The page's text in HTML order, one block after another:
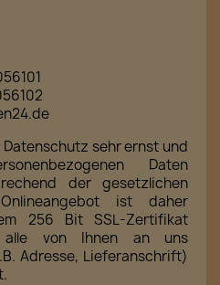
sehr ernst und
Daten
der gesetzlichen
ist daher
256 Bit SSL-Zertifikat
von Ihnen an uns
Adresse, Lieferanschrift)